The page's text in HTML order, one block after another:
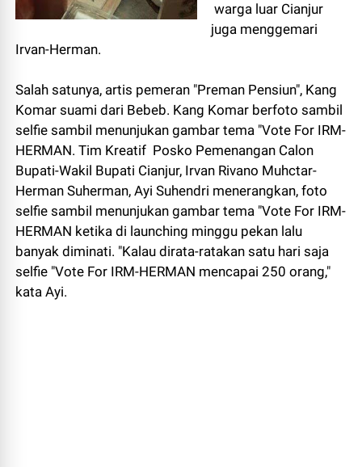
warga luar Cianjur
juga menggemari
Irvan-Herman.
Salah satunya, artis pemeran "Preman Pensiun", Kang
Komar suami dari Bebeb. Kang Komar berfoto sambil
selfie sambil menunjukan gambar tema "Vote For IRM-
HERMAN. Tim Kreatif Posko Pemenangan Calon
Bupati-Wakil Bupati Cianjur, Irvan Rivano Muhctar-
Herman Suherman, Ayi Suhendri menerangkan, foto
selfie sambil menunjukan gambar tema "Vote For IRM-
HERMAN ketika di launching minggu pekan lalu
banyak diminati. "Kalau dirata-ratakan satu hari saja
selfie "Vote For IRM-HERMAN mencapai 250 orang,"
kata Ayi.